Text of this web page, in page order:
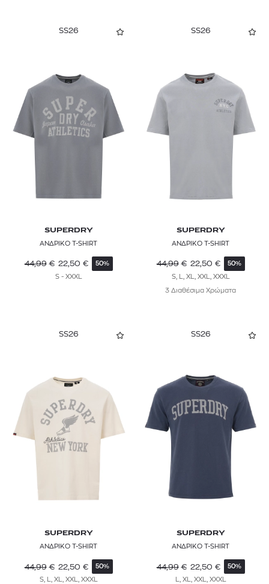
SS26
SUPERDRY
ΑΝΔΡΙΚΟ T-SHIRT
44,99 € 22,50 € 50%
S - XXXL
SS26
SUPERDRY
ΑΝΔΡΙΚΟ T-SHIRT
44,99 € 22,50 € 50%
S, L, XL, XXL, XXXL
3 Διαθέσιμα Χρώματα
SS26
SUPERDRY
ΑΝΔΡΙΚΟ T-SHIRT
44,99 € 22,50 € 50%
S, L, XL, XXL, XXXL
SS26
SUPERDRY
ΑΝΔΡΙΚΟ T-SHIRT
44,99 € 22,50 € 50%
L, XL, XXL, XXXL